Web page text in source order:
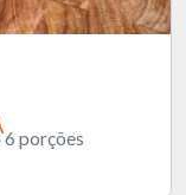
6 porções